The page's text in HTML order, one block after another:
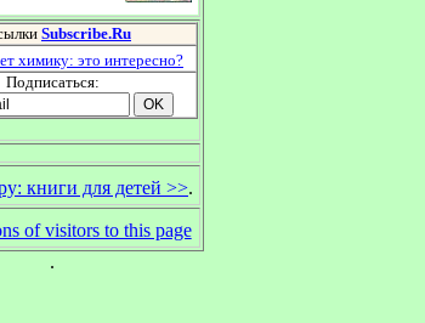
Subscribe.Ru
химику: это интересно?
Подписаться:
книги для детей >>.
.